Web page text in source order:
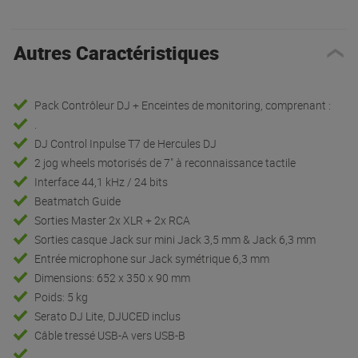
Autres Caractéristiques
Pack Contrôleur DJ + Enceintes de monitoring, comprenant :
.
DJ Control Inpulse T7 de Hercules DJ
2 jog wheels motorisés de 7" à reconnaissance tactile
Interface 44,1 kHz / 24 bits
Beatmatch Guide
Sorties Master 2x XLR + 2x RCA
Sorties casque Jack sur mini Jack 3,5 mm & Jack 6,3 mm
Entrée microphone sur Jack symétrique 6,3 mm
Dimensions: 652 x 350 x 90 mm
Poids: 5 kg
Serato DJ Lite, DJUCED inclus
Câble tressé USB-A vers USB-B